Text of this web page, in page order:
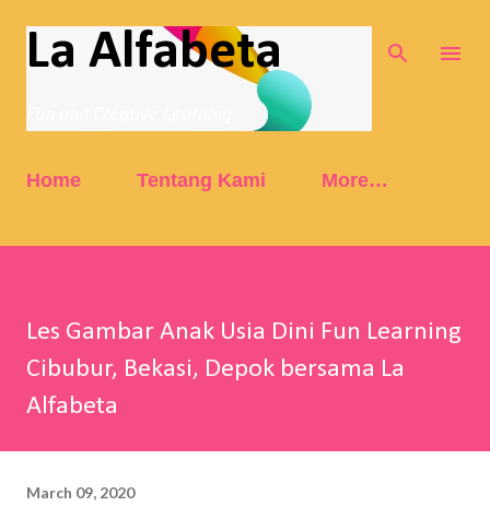
Skip to main content
La Alfabeta
Home Tentang Kami More…
Les Gambar Anak Usia Dini Fun Learning
Cibubur, Bekasi, Depok bersama La
Alfabeta
March 09, 2020